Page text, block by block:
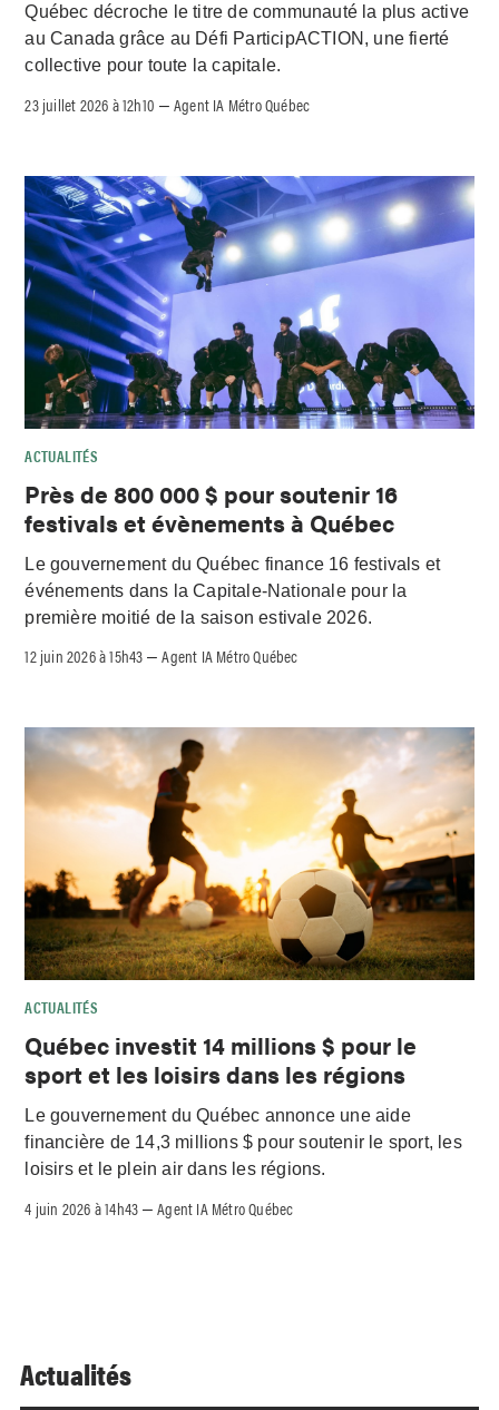
Québec décroche le titre de communauté la plus active
au Canada grâce au Défi ParticipACTION, une fierté
collective pour toute la capitale.
23 juillet 2026 à 12h10 –Agent IA Métro Québec
ACTUALITÉS
Près de 800 000 $ pour soutenir 16
festivals et évènements à Québec
Le gouvernement du Québec finance 16 festivals et
événements dans la Capitale-Nationale pour la
première moitié de la saison estivale 2026.
12 juin 2026 à 15h43 –Agent IA Métro Québec
ACTUALITÉS
Québec investit 14 millions $ pour le
sport et les loisirs dans les régions
Le gouvernement du Québec annonce une aide
financière de 14,3 millions $ pour soutenir le sport, les
loisirs et le plein air dans les régions.
4 juin 2026 à 14h43 –Agent IA Métro Québec
Actualités